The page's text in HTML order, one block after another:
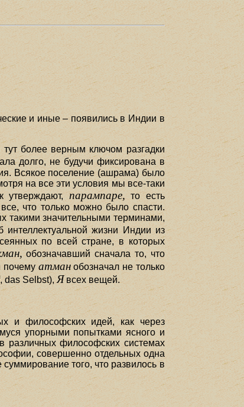
и иные – появились в Индии в
более верным ключом разгадки
долго, не будучи фиксирована в
Всякое поселение (ашрама) было
на все эти условия мы все-таки
утверждают, парампаре, то есть
что только можно было спасти.
такими значительными терминами,
жизни Индии из
по всей стране, в которых
обозначавший сначала то, что
почему атманобозначал не только
das Selbst), Явсех вещей.
и философских идей, как через
упорными попытками ясного и
различных философских системах
совершенно отдельных одна
того, что развилось в